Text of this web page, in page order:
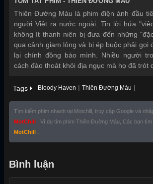
Thiên Đường Máu là phim điện ảnh đầu
người Việt ra nước ngoài. Tin lời hứa
không ít thanh niên bị đưa đến những
qua cảnh giam lỏng và bị ép buộc phải gọi
lại chính đồng bào mình. Nhiều người
cách đào thoát khỏi địa ngục mà họ đã trót
Tags Bloody Haven | Thiên Đường Máu |
Tìm kiếm phim nhanh tại Motchill, truy cập Google và
MotChill
. Ví dụ tìm phim Thiên Đường Máu, Các bạn tìm
MotChill .
Bình luận